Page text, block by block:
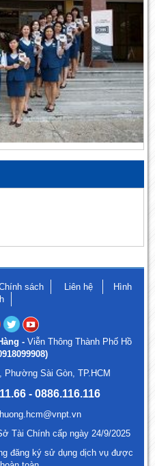
sách Liên hệ
Hình
- Viễn Thông Thành Phố Hồ
Phường Sài Gòn, TP.HCM
- 0886.116.116
Tài Chính cấp ngày 24/9/2025
đăng ký sử dụng dịch vụ được